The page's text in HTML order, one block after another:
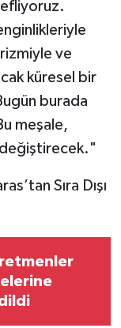
ve
küresel bir
burada
meşale,
değiştirecek."
Sıra Dışı